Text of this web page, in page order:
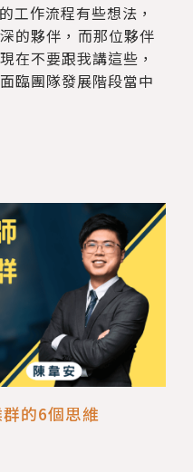
工作流程有些想法，​
的夥伴，​‍⁠‌而那位夥伴
在不要跟我講這些，
臨團隊發展階段當中
的6個思維